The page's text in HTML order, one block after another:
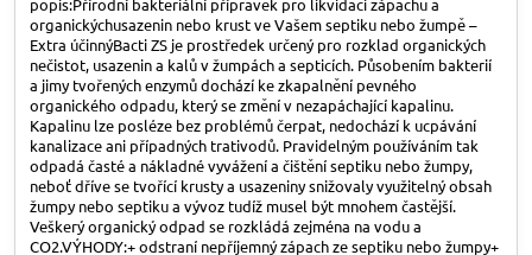
organickýchusazenin nebo krust ve Vašem septiku nebo žumpě –
Extra účinnýBacti ZS je prostředek určený pro rozklad organických
nečistot, usazenin a kalů v žumpách a septicích. Působením bakterií
a jimy tvořených enzymů dochází ke zkapalnění pevného
organického odpadu, který se změní v nezapáchající kapalinu.
Kapalinu lze posléze bez problémů čerpat, nedochází k ucpávání
kanalizace ani případných trativodů. Pravidelným používáním tak
odpadá časté a nákladné vyvážení a čištění septiku nebo žumpy,
neboť dříve se tvořící krusty a usazeniny snižovaly využitelný obsah
žumpy nebo septiku a vývoz tudíž musel být mnohem častější.
Veškerý organický odpad se rozkládá zejména na vodu a
CO2.VÝHODY:+ odstraní nepříjemný zápach ze septiku nebo žumpy+